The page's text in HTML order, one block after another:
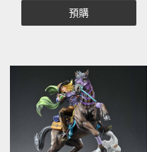
預購